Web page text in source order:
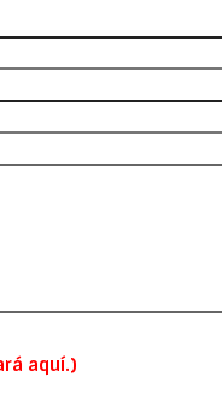
aquí.)